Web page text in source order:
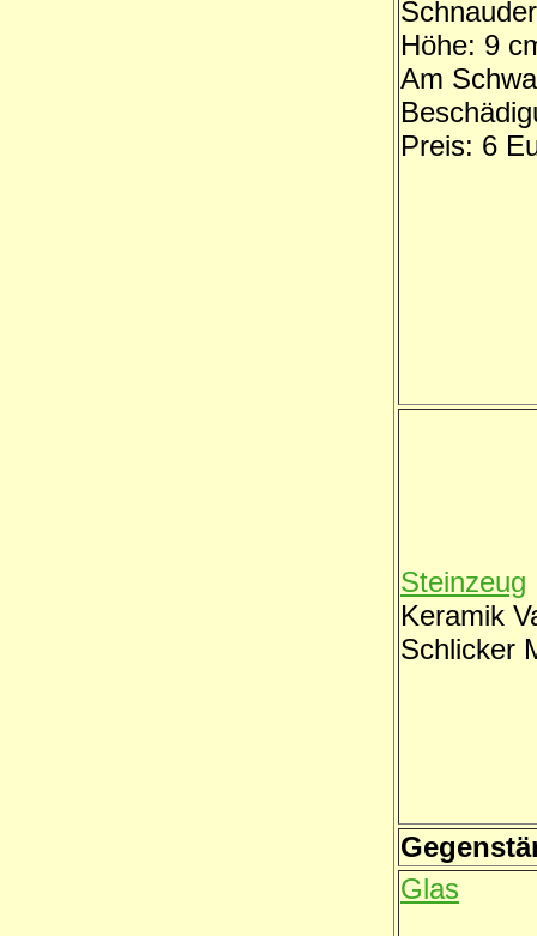
Höhe: 9
Am
Preis: 6
Steinzeug
Keramik
Schlicker
Glas